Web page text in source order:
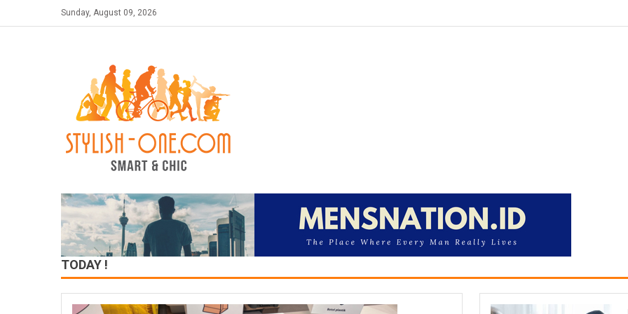
to
Sunday, August 09, 2026
TODAY !